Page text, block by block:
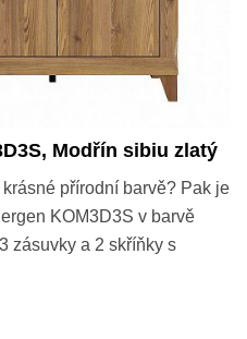
Modřín sibiu zlatý
přírodní barvě? Pak je
KOM3D3S v barvě
zásuvky a 2 skříňky s